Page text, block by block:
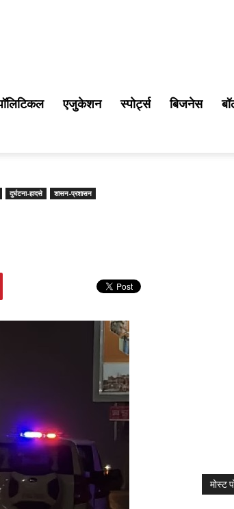
एजुकेशन स्पोर्ट्स बिजनेस
दुर्घटना-हादसे शासन-प्रशासन
मोस्ट